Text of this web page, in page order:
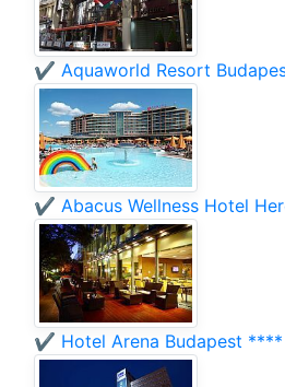
✔️ Aquaworld Resort
✔️ Abacus Wellness Hotel
✔️ Hotel Arena Budapest ****